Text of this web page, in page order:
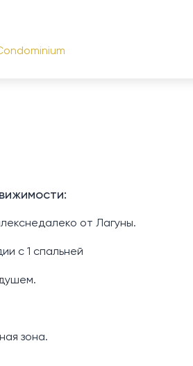
от Лагуны.
с 1 спальней
зона.